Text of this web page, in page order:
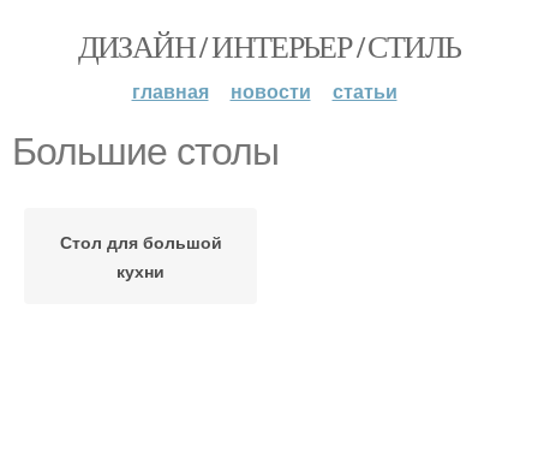
ДИЗАЙН / ИНТЕРЬЕР / СТИЛЬ
главная новости статьи
Большие столы
Стол для большой
кухни